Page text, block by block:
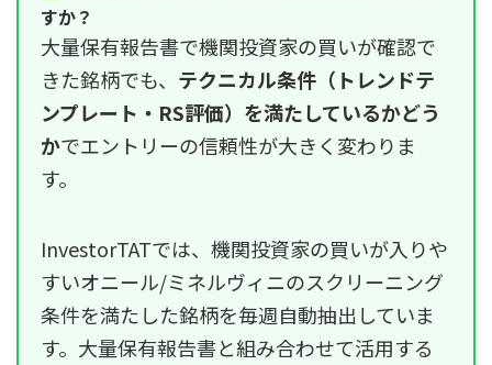
すか？
大量保有報告書で機関投資家の買いが確認で
きた銘柄でも、 テクニカル条件（トレンドテ
ンプレート・RS評価）を満たしているかどう
かでエントリーの信頼性が大きく変わりま
す。
InvestorTATでは、機関投資家の買いが入りや
すいオニール/ミネルヴィニのスクリーニング
条件を満たした銘柄を毎週自動抽出していま
す。大量保有報告書と組み合わせて活用する